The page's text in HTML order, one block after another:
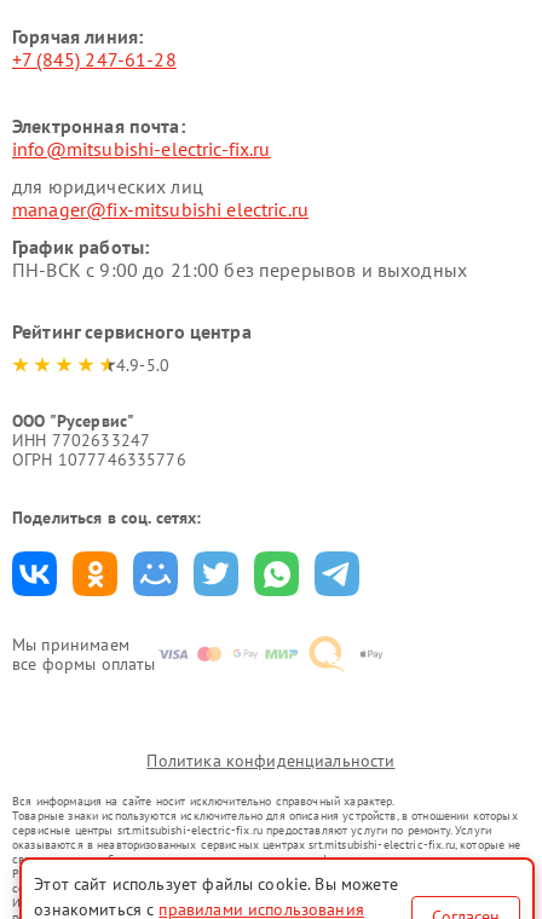
Мы принимаем
все формы оплаты
Горячая линия:
+7 (845) 247-61-28
Электронная почта:
info@mitsubishi-electric-fix.ru
для юридических лиц
manager@fix-mitsubishi electric.ru
График работы:
ПН-ВСК с 9:00 до 21:00 без перерывов и выходных
Рейтинг сервисного центра
4.9-5.0
ООО "Русервис"
ИНН 7702633247
ОГРН 1077746335776
Поделиться в соц. сетях:
Политика конфиденциальности
Вся информация на сайте носит исключительно справочный характер.
Товарные знаки используются исключительно для описания устройств, в отношении которых
сервисные центры srt.mitsubishi-electric-fix.ru предоставляют услуги по ремонту. Услуги
оказываются в неавторизованных сервисных центрах srt.mitsubishi-electric-fix.ru, которые не
связаны с правообладателями товарных знаков или их официальными представителями.
Ремонт осуществляется для устройств, уже введенных в гражданский оборот в соответствии
со статьей 1487 ГК РФ.
Использование товарных знаков не преследует цели индивидуализации услуг или введения
Этот сайт использует файлы cookie. Вы можете
ознакомиться с правилами использования